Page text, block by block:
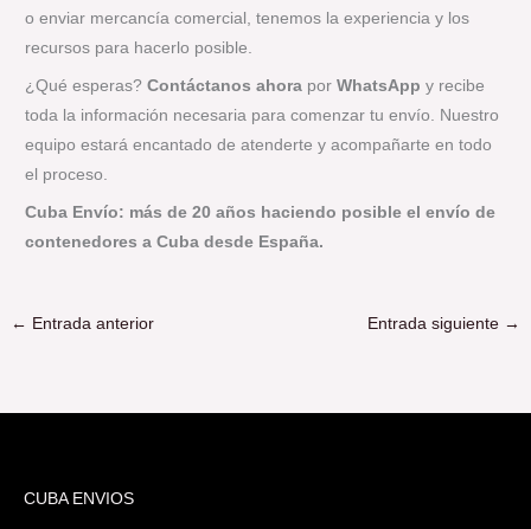
o enviar mercancía comercial, tenemos la experiencia y los
recursos para hacerlo posible.
¿Qué esperas?Contáctanos ahora porWhatsApp y recibe
toda la información necesaria para comenzar tu envío. Nuestro
equipo estará encantado de atenderte y acompañarte en todo
el proceso.
Cuba Envío: más de 20 años haciendo posible el envío de
contenedores a Cuba desde España.
← Entrada anterior Entrada siguiente →
CUBA ENVIOS